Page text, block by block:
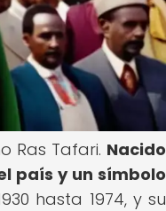
Ras Tafari. Nacido
país y un símbolo
hasta 1974, y su